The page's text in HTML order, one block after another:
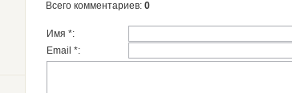
Всего комментариев: 0
Имя *:
Email *: